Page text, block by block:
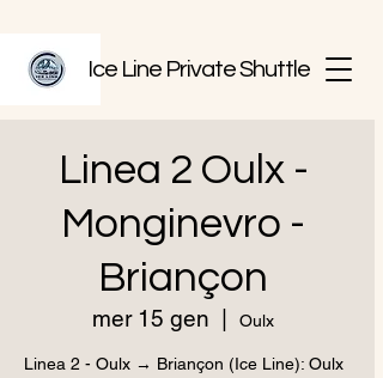
Ice Line Private Shuttle
Linea 2 Oulx -
Monginevro -
Briançon
mer 15 gen Oulx
Linea 2 - Oulx → Briançon (Ice Line): Oulx